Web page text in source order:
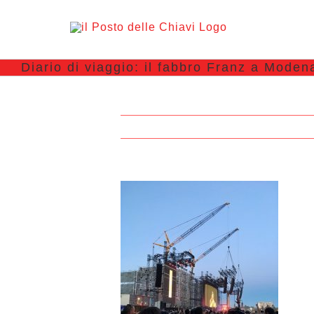
Diario di viaggio: il fabbro Franz a